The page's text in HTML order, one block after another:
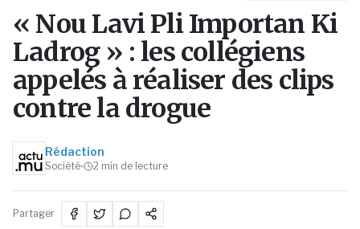
« Nou Lavi Pli Importan Ki
Ladrog » : les collégiens
appelés à réaliser des clips
contre la drogue
Rédaction
Société 2 min de lecture
Partager